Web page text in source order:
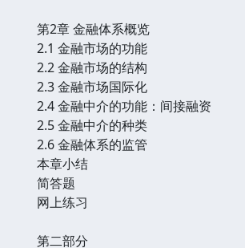
第2章 金融体系概览
2.1 金融市场的功能
2.2 金融市场的结构
2.3 金融市场国际化
2.4 金融中介的功能：间接融资
2.5 金融中介的种类
2.6 金融体系的监管
本章小结
简答题
网上练习
第二部分